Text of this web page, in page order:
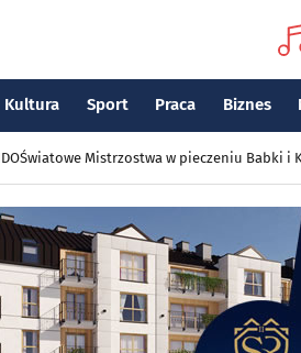
Kultura Sport Praca Biznes
Światowe Mistrzostwa w pieczeniu Babki i